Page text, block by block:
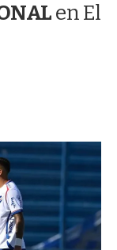
a
d
a
en El